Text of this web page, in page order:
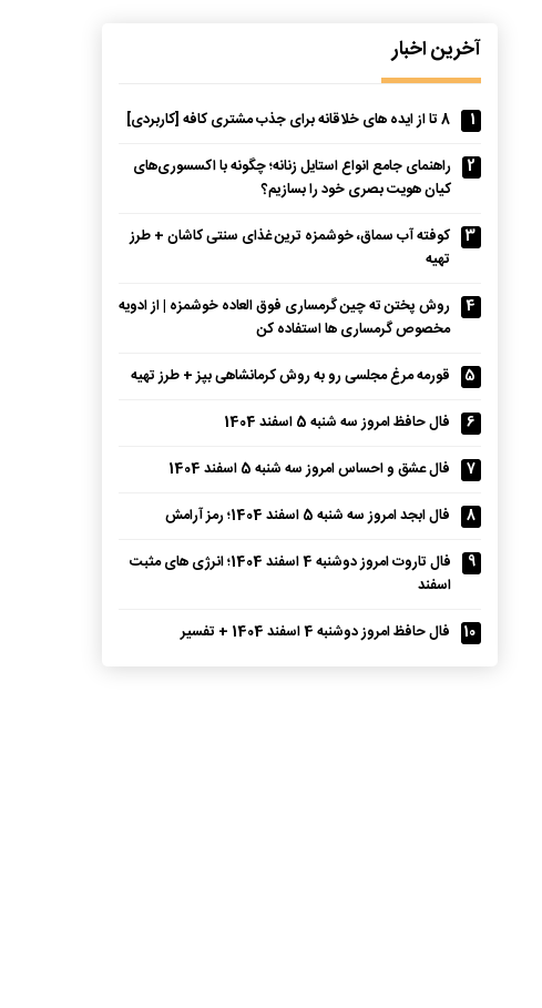
آخرین اخبار
1
8 تا از ایده های خلاقانه برای جذب مشتری کافه [کاربردی]
2
راهنمای جامع انواع استایل زنانه؛ چگونه با اکسسوری‌های
کیان هویت بصری خود را بسازیم؟
3
کوفته آب سماق، خوشمزه ترین غذای سنتی کاشان + طرز
تهیه
4
روش پختن ته چین گرمساری فوق العاده خوشمزه | از ادویه
مخصوص گرمساری ها استفاده کن
5
قورمه مرغ مجلسی رو به روش کرمانشاهی بپز + طرز تهیه
6
فال حافظ امروز سه شنبه 5 اسفند 1404
7
فال عشق و احساس امروز سه شنبه 5 اسفند 1404
8
فال ابجد امروز سه شنبه 5 اسفند 1404؛ رمز آرامش
9
فال تاروت امروز دوشنبه 4 اسفند 1404؛ انرژی های مثبت
اسفند
10
فال حافظ امروز دوشنبه 4 اسفند 1404 + تفسیر